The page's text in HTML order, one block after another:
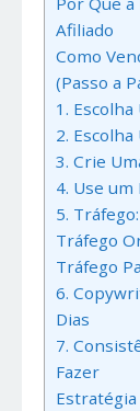
Afiliado
Como
(Passo a
1.
2.
3. Crie
4. Use
5.
Tráfego
Tráfego
6.
Dias
7.
Fazer
Estratégia